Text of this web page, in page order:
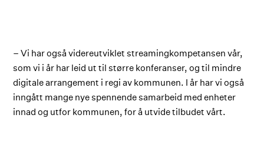
– Vi har også videreutviklet streamingkompetansen vår,
som vi i år har leid ut til større konferanser, og til mindre
digitale arrangement i regi av kommunen. I år har vi også
inngått mange nye spennende samarbeid med enheter
innad og utfor kommunen, for å utvide tilbudet vårt.